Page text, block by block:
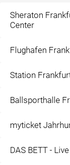
Sheraton
Center
Flughafen
Station
Ballsporthalle
myticket
DAS BETT -